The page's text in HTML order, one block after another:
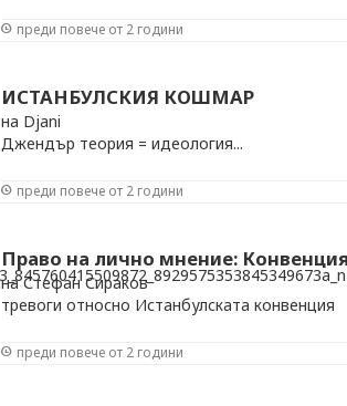
преди повече от 2 години
ИСТАНБУЛСКИЯ КОШМАР
на Djani
Джендър теория = идеология...
преди повече от 2 години
Право на лично мнение:
на Стефан Сираков
тревоги относно Истанбулската конвенция
преди повече от 2 години